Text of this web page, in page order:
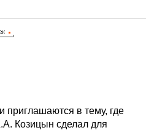
приглашаются в тему, где
Козицын сделал для